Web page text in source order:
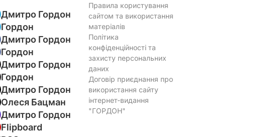
Дмитро Гордон
Гордон
Дмитро Гордон
Гордон
Дмитро Гордон
Гордон
Дмитро Гордон
Олеся Бацман
Дмитро Гордон
Flipboard
Правила користування
сайтом та використання
матеріалів
Політика
конфіденційності та
захисту персональних
даних
Договір приєднання про
використання сайту
інтернет-видання
"ГОРДОН"